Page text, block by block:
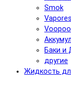
Smok
Voopoo
Баки и
другие
Жидкость